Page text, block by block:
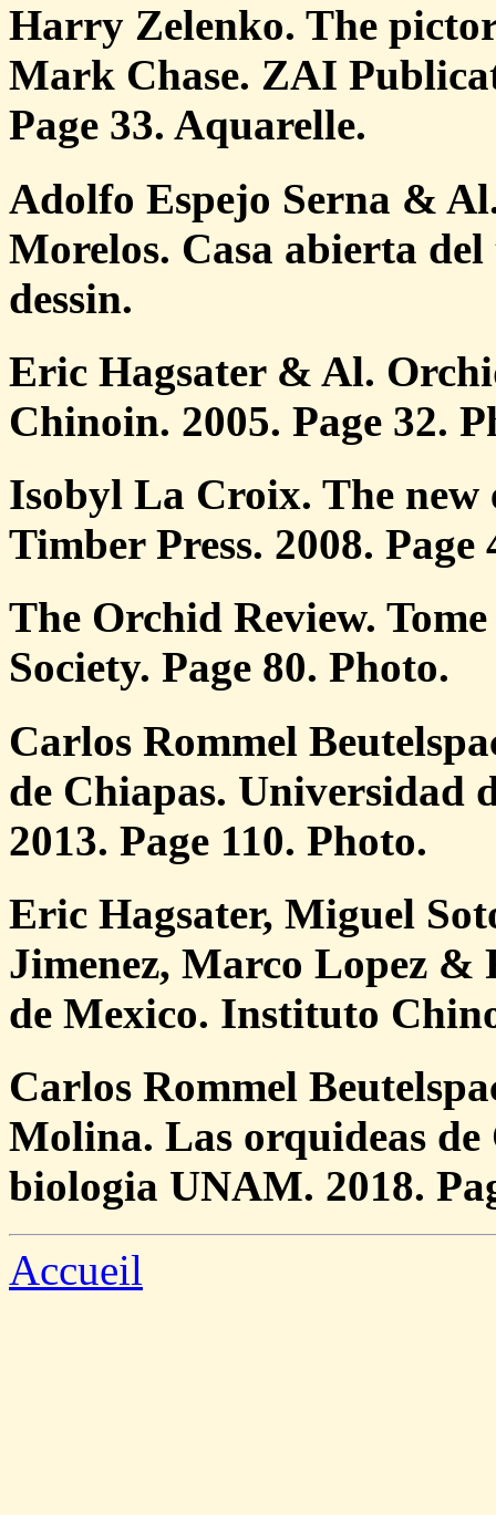
Harry Zelenko. The
Mark Chase. ZAI
Page 33. Aquarelle.
Adolfo Espejo Serna &
Morelos. Casa abierta
dessin.
Eric Hagsater & Al.
Chinoin. 2005. Page 32.
Isobyl La Croix. The new
Timber Press. 2008. Page
The Orchid Review.
Society. Page 80. Photo.
Carlos Rommel
de Chiapas. Universidad
2013. Page 110. Photo.
Eric Hagsater, Miguel
Jimenez, Marco Lopez &
de Mexico. Instituto
Carlos Rommel
Molina. Las orquideas
biologia UNAM. 2018.
Accueil